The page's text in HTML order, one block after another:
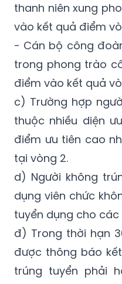
thanh niên xung
vào kết quả điểm
- Cán bộ công
trong phong trào
điểm vào kết quả
c) Trường hợp
thuộc nhiều diện
điểm ưu tiên cao
tại vòng 2.
d) Người không
dụng viên chức
tuyển dụng cho các
đ) Trong thời hạn
được thông báo
trúng tuyển phải